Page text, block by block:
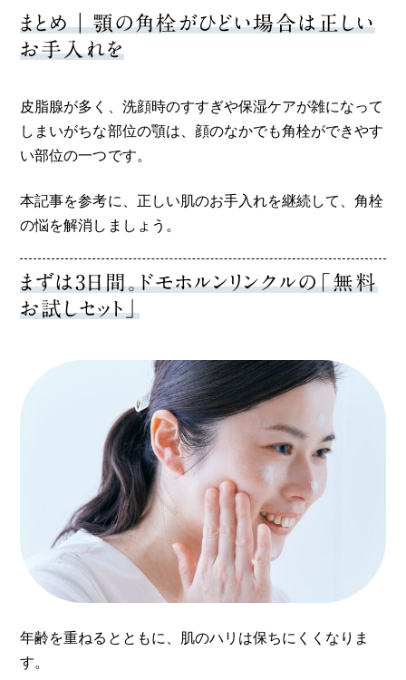
まとめ｜顎の角栓がひどい場合は正しい
お手入れを
皮脂腺が多く、洗顔時のすすぎや保湿ケアが雑になって
しまいがちな部位の顎は、顔のなかでも角栓ができやす
い部位の一つです。
本記事を参考に、正しい肌のお手入れを継続して、角栓
の悩を解消しましょう。
まずは3日間。ドモホルンリンクルの「無料
お試しセット」
年齢を重ねるとともに、肌のハリは保ちにくくなりま
す。